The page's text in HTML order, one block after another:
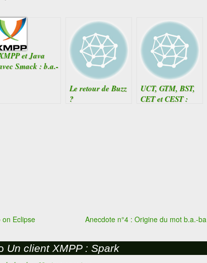
et Java
Smack : b.a.-
Le retour de Buzz
?
UCT, GTM, BST,
CET et CEST :
on Eclipse Anecdote n°4 : Origine du mot b.a.-ba
Un client XMPP : Spark